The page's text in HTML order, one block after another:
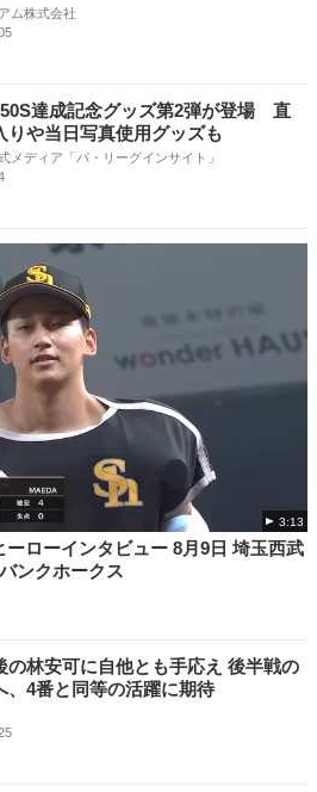
ム株式会社
達成記念グッズ第2弾が登場 直
りや当日写真使用グッズも
メディア「パ・リーグインサイト」
3:13
ローインタビュー 8月9日 埼玉西武
ンクホークス
の林安可に自他とも手応え 後半戦の
、4番と同等の活躍に期待